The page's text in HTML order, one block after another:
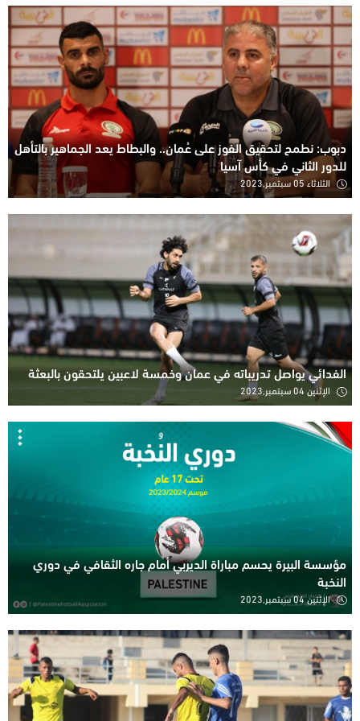
دبوب: نطمح لتحقيق الفوز على عُمان.. والبطاط يعد الجماهير بالتأهل
للدور الثاني في كأس آسيا
الثلاثاء 05 سبتمبر,2023
الفدائي يواصل تدريباته في عمان وخمسة لاعبين يلتحقون بالبعثة
الإثنين 04 سبتمبر,2023
مؤسسة البيرة يحسم مباراة الديربي أمام جاره الثقافي في دوري
النخبة
الإثنين 04 سبتمبر,2023